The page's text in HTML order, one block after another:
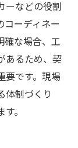
ーなどの役割
コーディネー
確な場合、工
あるため、契
要です。現場
体制づくり
。